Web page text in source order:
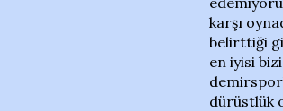
karşı
belirttiği
en iyisi
dürüstlük